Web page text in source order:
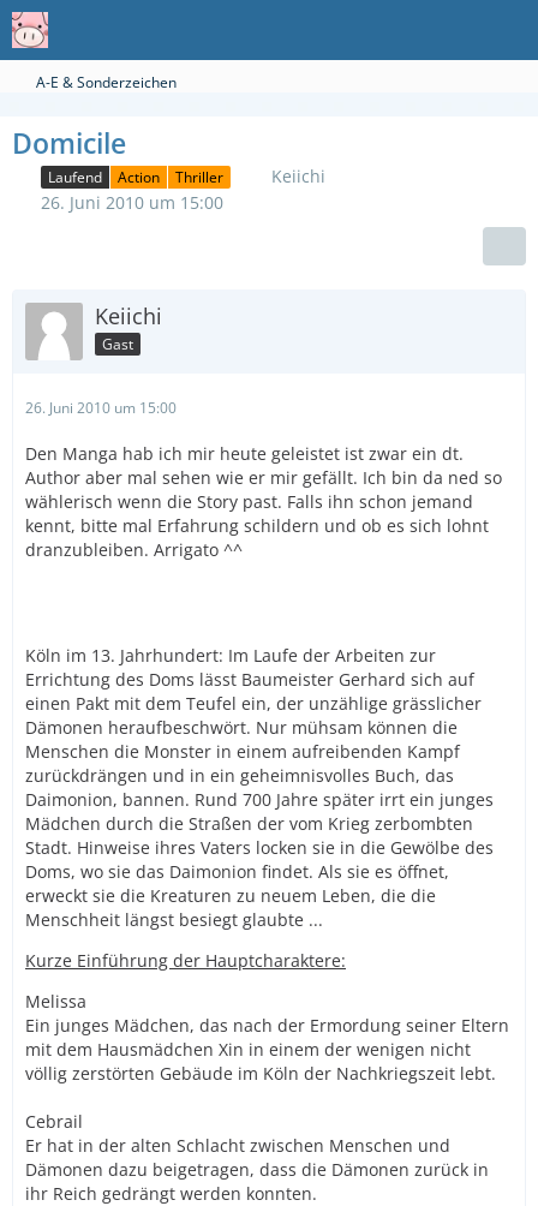
A-E & Sonderzeichen
Domicile
Laufend Action Thriller
Keiichi
26. Juni 2010 um 15:00
Keiichi
Gast
26. Juni 2010 um 15:00
Den Manga hab ich mir heute geleistet ist zwar ein dt.
Author aber mal sehen wie er mir gefällt. Ich bin da ned so
wählerisch wenn die Story past. Falls ihn schon jemand
kennt, bitte mal Erfahrung schildern und ob es sich lohnt
dranzubleiben. Arrigato ^^
Köln im 13. Jahrhundert: Im Laufe der Arbeiten zur
Errichtung des Doms lässt Baumeister Gerhard sich auf
einen Pakt mit dem Teufel ein, der unzählige grässlicher
Dämonen heraufbeschwört. Nur mühsam können die
Menschen die Monster in einem aufreibenden Kampf
zurückdrängen und in ein geheimnisvolles Buch, das
Daimonion, bannen. Rund 700 Jahre später irrt ein junges
Mädchen durch die Straßen der vom Krieg zerbombten
Stadt. Hinweise ihres Vaters locken sie in die Gewölbe des
Doms, wo sie das Daimonion findet. Als sie es öffnet,
erweckt sie die Kreaturen zu neuem Leben, die die
Menschheit längst besiegt glaubte ...
Kurze Einführung der Hauptcharaktere:
Melissa
Ein junges Mädchen, das nach der Ermordung seiner Eltern
mit dem Hausmädchen Xin in einem der wenigen nicht
völlig zerstörten Gebäude im Köln der Nachkriegszeit lebt.
Cebrail
Er hat in der alten Schlacht zwischen Menschen und
Dämonen dazu beigetragen, dass die Dämonen zurück in
ihr Reich gedrängt werden konnten.